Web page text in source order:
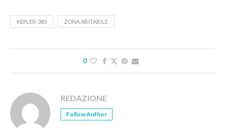
KEPLER-385 ZONA ABITABILE
0
REDAZIONE
Follow Author